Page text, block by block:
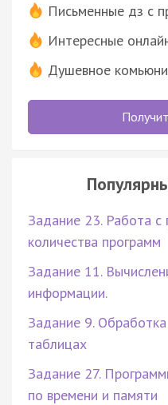
Письменные дз с
Интересные
Душевное
Задание 23. Работа с
количества программ
Задание 11.
информации.
Задание 9.
таблицах
Задание 27.
по времени и памяти